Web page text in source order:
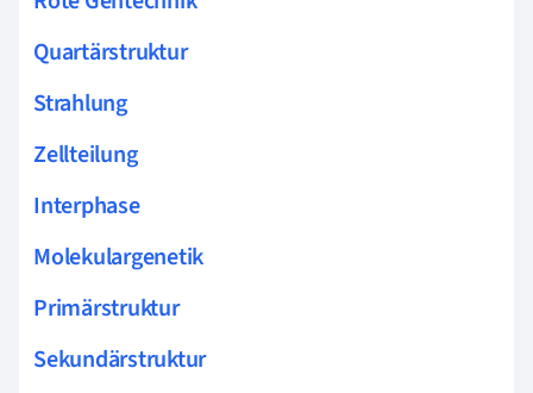
Quartärstruktur
Strahlung
Zellteilung
Interphase
Molekulargenetik
Primärstruktur
Sekundärstruktur